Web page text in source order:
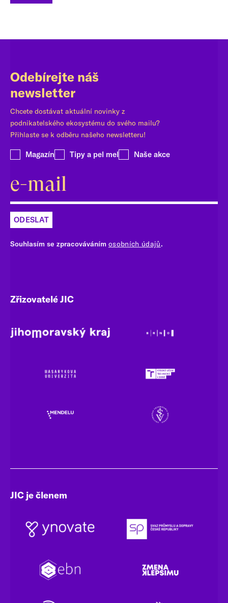
Odebírejte náš
newsletter
Chcete dostávat aktuální novinky z
podnikatelského ekosystému do svého mailu?
Přihlaste se k odběru našeho newsletteru!
Magazín Tipy a pel mel Naše akce
ODESLAT
Souhlasím se zpracováváním osobních údajů.
Zřizovatelé JIC
JIC je členem